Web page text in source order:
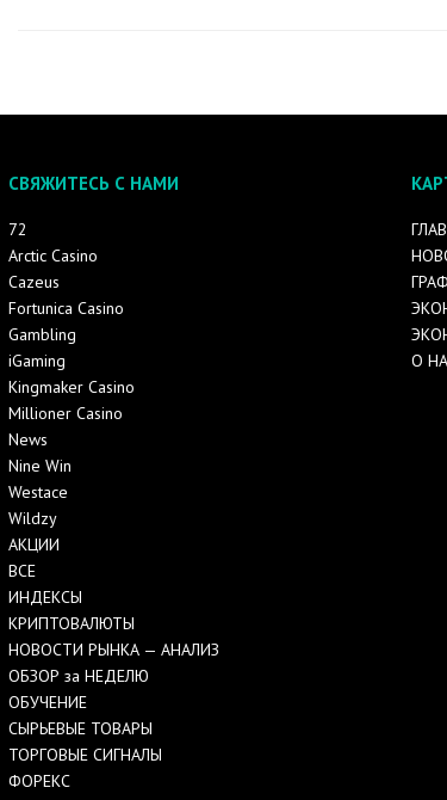
СВЯЖИТЕСЬ С НАМИ
72
Arctic Casino
Cazeus
Fortunica Casino
Gambling
iGaming
Kingmaker Casino
Millioner Casino
News
Nine Win
Westace
Wildzy
АКЦИИ
ВСЕ
ИНДЕКСЫ
КРИПТОВАЛЮТЫ
НОВОСТИ РЫНКА — АНАЛИЗ
ОБЗОР за НЕДЕЛЮ
ОБУЧЕНИЕ
СЫРЬЕВЫЕ ТОВАРЫ
ТОРГОВЫЕ СИГНАЛЫ
ФОРЕКС
О